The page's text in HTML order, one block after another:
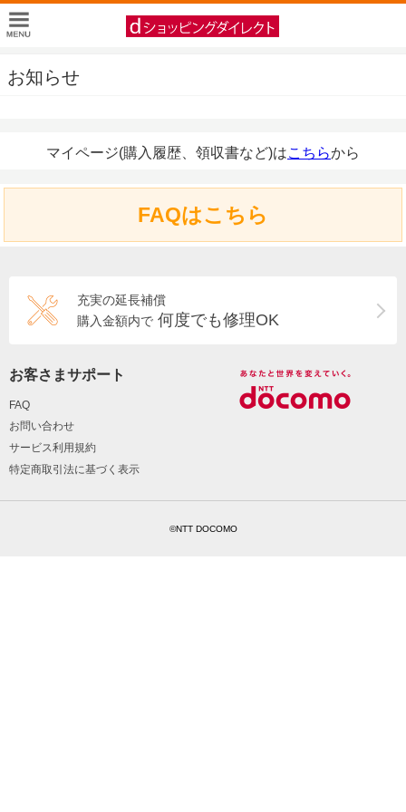
お知らせ
マイページ(購入履歴、領収書など)はこちらから
FAQはこちら
充実の延長補償
購入金額内で 何度でも修理OK
お客さまサポート
FAQ
お問い合わせ
サービス利用規約
特定商取引法に基づく表示
©NTT DOCOMO